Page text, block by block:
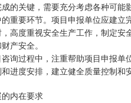
的关键，需要充分考虑各种可能
重要环节。项目申报单位应建
高度重视安全生产工作，制定
产安全。
询过程中，注重帮助项目申报
进度安排，建立健全质量控制
内在要求